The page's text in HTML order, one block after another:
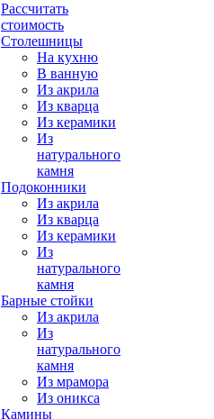
Рассчитать
стоимость
Столешницы
На кухню
В ванную
Из акрила
Из кварца
Из керамики
Из
натурального
камня
Подоконники
Из акрила
Из кварца
Из керамики
Из
натурального
камня
Барные стойки
Из акрила
Из
натурального
камня
Из мрамора
Из оникса
Камины